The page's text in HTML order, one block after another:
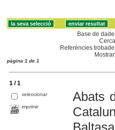
Base de
Referències
pàgina 1 de 1
1 / 1
seleccionar
imprimir
Abats